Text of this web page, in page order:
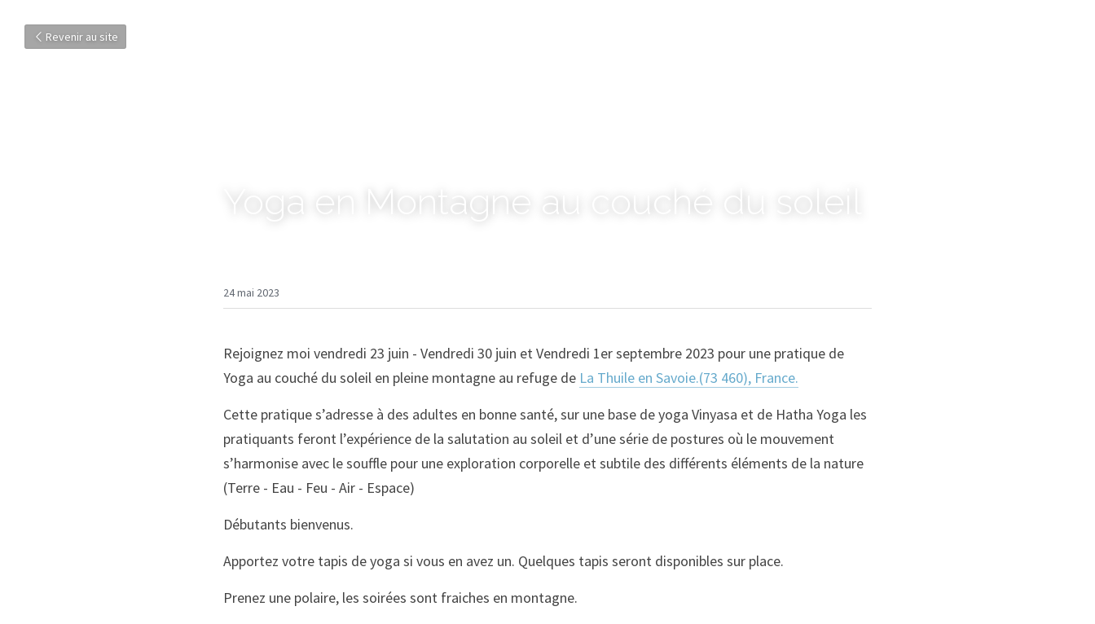
Revenir au site
Yoga en Montagne au couché du soleil
24 mai 2023
Rejoignez moi vendredi 23 juin - Vendredi 30 juin et Vendredi 1er septembre 2023 pour une pratique de
Yoga au couché du soleil en pleine montagne au refuge de La Thuile en Savoie.(73 460), France.
Cette pratique s’adresse à des adultes en bonne santé, sur une base de yoga Vinyasa et de Hatha Yoga les
pratiquants feront l’expérience de la salutation au soleil et d’une série de postures où le mouvement
s’harmonise avec le souffle pour une exploration corporelle et subtile des différents éléments de la nature
(Terre - Eau - Feu - Air - Espace)
Débutants bienvenus.
Apportez votre tapis de yoga si vous en avez un. Quelques tapis seront disponibles sur place.
Prenez une polaire, les soirées sont fraiches en montagne.